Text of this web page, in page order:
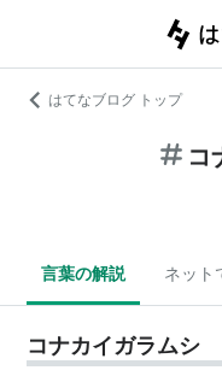
はてなブログ トップ
コ
言葉の解説 ネット
コナカイガラムシ